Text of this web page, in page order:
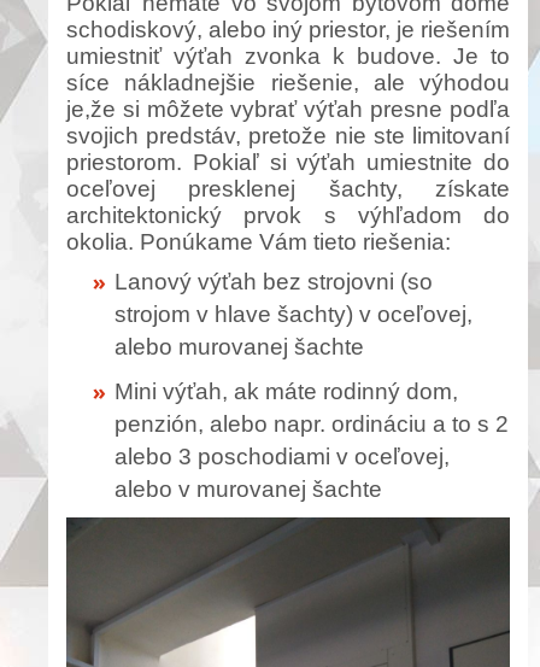
schodiskový, alebo iný priestor, je riešením
umiestniť výťah zvonka k budove. Je to
síce nákladnejšie riešenie, ale výhodou
je,že si môžete vybrať výťah presne podľa
svojich predstáv, pretože nie ste limitovaní
priestorom. Pokiaľ si výťah umiestnite do
oceľovej presklenej šachty, získate
architektonický prvok s výhľadom do
okolia. Ponúkame Vám tieto riešenia:
Lanový výťah bez strojovni (so
strojom v hlave šachty) v oceľovej,
alebo murovanej šachte
Mini výťah, ak máte rodinný dom,
penzión, alebo napr. ordináciu a to s 2
alebo 3 poschodiami v oceľovej,
alebo v murovanej šachte